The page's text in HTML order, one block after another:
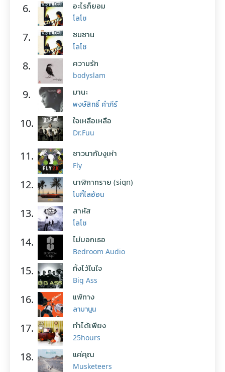
6. อะไรก็ยอม
โลโซ
7. ซมซาน
โลโซ
8. ความรัก
bodyslam
9. มานะ
พงษ์สิทธิ์ คำภีร์
10. ใจเหลือเหลือ
Dr.Fuu
11. ชาวนากับงูเห่า
Fly
12. นาฬิกาทราย (sign)
โบกี้ไลอ้อน
13. สาหัส
โลโซ
14. ไม่บอกเธอ
Bedroom Audio
15. ทิ้งไว้ในใจ
Big Ass
16. แพ้ทาง
ลาบานูน
17. ทำได้เพียง
25hours
18. แค่คุณ
Musketeers